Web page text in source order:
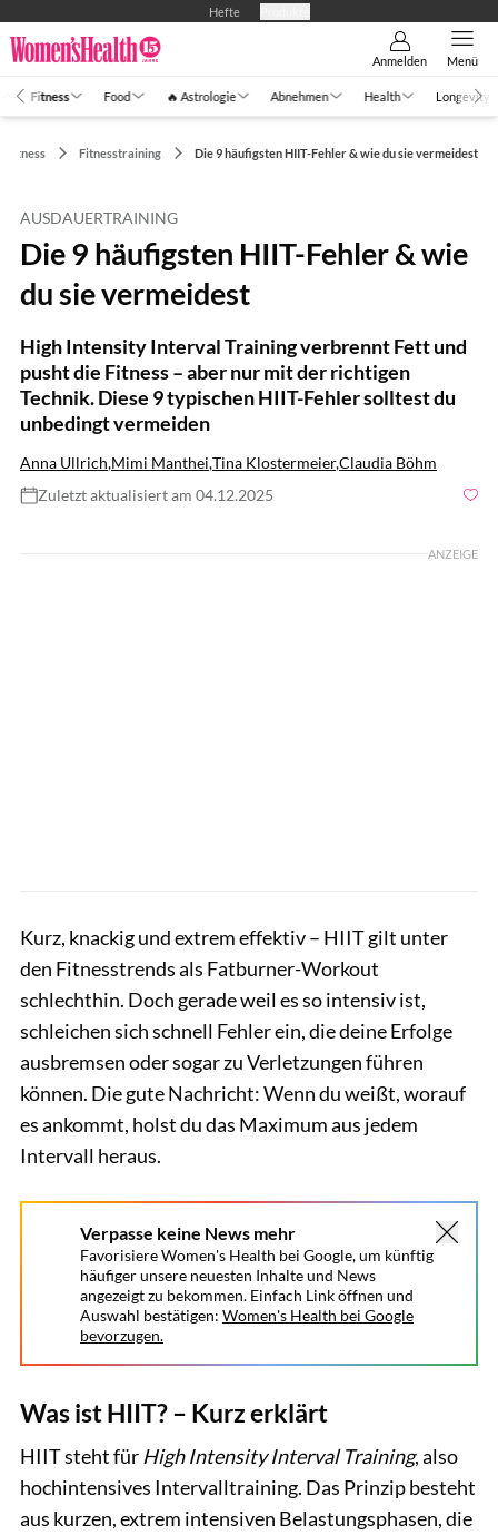
Hefte
Anmelden Menü
Fitness Food 🔥 Astrologie Abnehmen Health Longevity
Fitness Fitnesstraining Die 9 häufigsten HIIT-Fehler & wie du sie vermeidest
AUSDAUERTRAINING
Die 9 häufigsten HIIT-Fehler & wie
du sie vermeidest
High Intensity Interval Training verbrennt Fett und
pusht die Fitness – aber nur mit der richtigen
Technik. Diese 9 typischen HIIT-Fehler solltest du
unbedingt vermeiden
Anna Ullrich,Mimi Manthei,Tina Klostermeier,Claudia Böhm
Zuletzt aktualisiert am 04.12.2025
ANZEIGE
Kurz, knackig und extrem effektiv – HIIT gilt unter
den Fitnesstrends als Fatburner-Workout
schlechthin. Doch gerade weil es so intensiv ist,
schleichen sich schnell Fehler ein, die deine Erfolge
ausbremsen oder sogar zu Verletzungen führen
können. Die gute Nachricht: Wenn du weißt, worauf
es ankommt, holst du das Maximum aus jedem
Intervall heraus.
Verpasse keine News mehr
Favorisiere Women's Health bei Google, um künftig
häufiger unsere neuesten Inhalte und News
angezeigt zu bekommen. Einfach Link öffnen und
Auswahl bestätigen: Women's Health bei Google
bevorzugen.
Was ist HIIT? – Kurz erklärt
HIIT steht für High Intensity Interval Training, also
hochintensives Intervalltraining. Das Prinzip besteht
aus kurzen, extrem intensiven Belastungsphasen, die